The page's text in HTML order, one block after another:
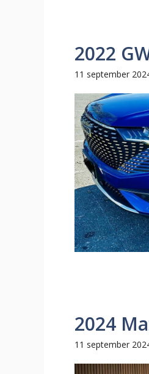
2022
11 september
2024
11 september